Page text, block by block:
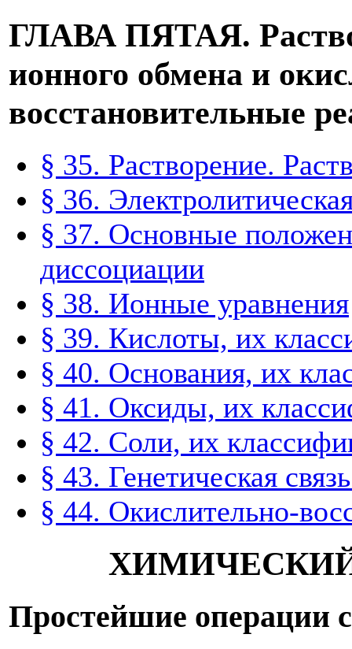
ГЛАВА ПЯТАЯ.
ионного обмена и
восстановительные
§ 35. Растворение.
§ 36.
§ 37. Основные
диссоциации
§ 38. Ионные уравнения
§ 39. Кислоты, их
§ 40. Основания, их
§ 41. Оксиды, их
§ 42. Соли, их
§ 43. Генетическая
§ 44. Окислительно-
Простейшие операции